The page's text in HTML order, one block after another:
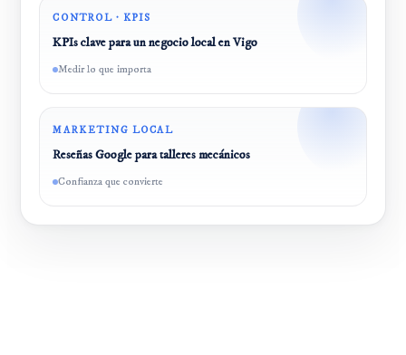
CONTROL · KPIS
KPIs clave para un negocio local en Vigo
Medir lo que importa
MARKETING LOCAL
Reseñas Google para talleres mecánicos
Confianza que convierte